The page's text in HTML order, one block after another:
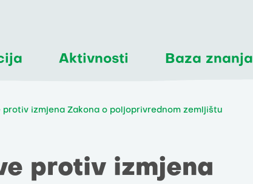
Aktivnosti Baza znanja
izmjena Zakona o poljoprivrednom zemljištu
protiv izmjena